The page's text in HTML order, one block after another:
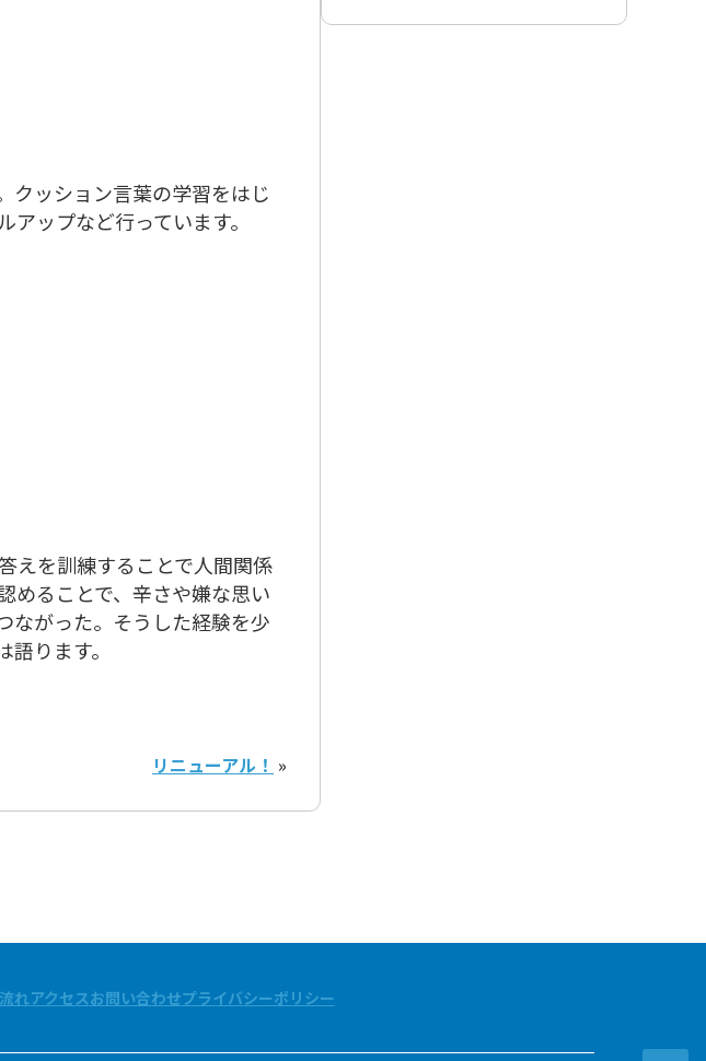
クッション言葉の学習をはじ
ップなど行っています。
えを訓練することで人間関係
めることで、辛さや嫌な思い
ながった。そうした経験を少
ります。
リニューアル！ »
イ
れアクセスお問い合わせプライバシーポリシー